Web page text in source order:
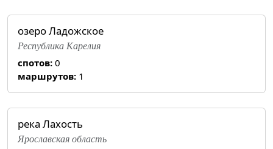
озеро Ладожское
Республика Карелия
спотов: 0
маршрутов: 1
река Лахость
Ярославская область